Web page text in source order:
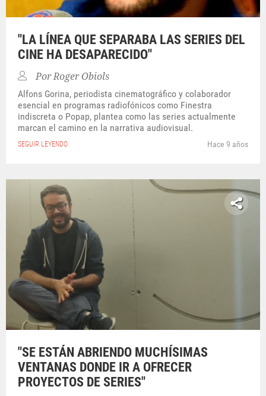
"LA LÍNEA QUE SEPARABA LAS SERIES DEL
CINE HA DESAPARECIDO"
PorRoger Obiols
Alfons Gorina, periodista cinematográfico y colaborador
esencial en programas radiofónicos como Finestra
indiscreta o Popap, plantea como las series actualmente
marcan el camino en la narrativa audiovisual.
SEGUIR LEYENDO Hace 9 años
"SE ESTÁN ABRIENDO MUCHÍSIMAS
VENTANAS DONDE IR A OFRECER
PROYECTOS DE SERIES"